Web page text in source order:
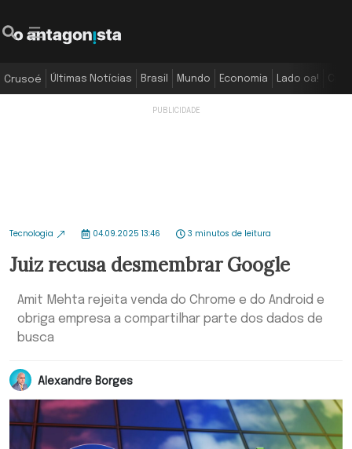
Crusoé Últimas Notícias Brasil Mundo Economia Lado oa!
Tecnologia 04.09.2025 13:46 3 minutos de leitura
Juiz recusa desmembrar Google
Amit Mehta rejeita venda do Chrome e do Android e
obriga empresa a compartilhar parte dos dados de
busca
Alexandre Borges